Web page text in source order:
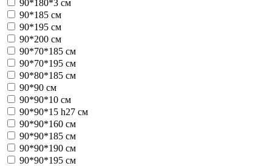
90*180*3 см
90*185 см
90*195 см
90*200 см
90*70*185 см
90*70*195 см
90*80*185 см
90*90 см
90*90*10 см
90*90*15 h27 см
90*90*160 см
90*90*185 см
90*90*190 см
90*90*195 см